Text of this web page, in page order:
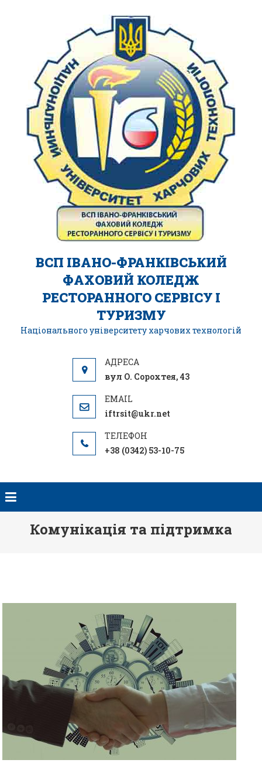
ВСП ІВАНО-ФРАНКІВСЬКИЙ
ФАХОВИЙ КОЛЕДЖ
РЕСТОРАННОГО СЕРВІСУ І
ТУРИЗМУ
Національного університету харчових технологій
вул О. Сорохтея, 43
iftrsit@ukr.net
+38 (0342) 53-10-75
Комунікація та підтримка